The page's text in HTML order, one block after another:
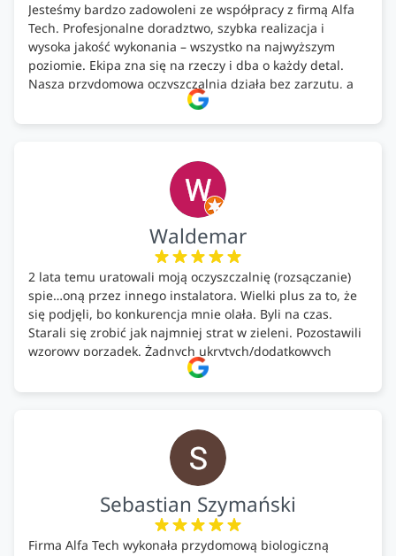
Jesteśmy bardzo zadowoleni ze współpracy z firmą Alfa
Tech. Profesjonalne doradztwo, szybka realizacja i
wysoka jakość wykonania – wszystko na najwyższym
poziomie. Ekipa zna się na rzeczy i dba o każdy detal.
Nasza przydomowa oczyszczalnia działa bez zarzutu, a
całość została wykonana zgodnie z terminem i
ustaleniami. Z czystym sumieniem polecamy Alfa Tech
ekologicznych rozwiązań!🍀
Waldemar
2 lata temu uratowali moją oczyszczalnię (rozsączanie)
spie…oną przez innego instalatora. Wielki plus za to, że
się podjęli, bo konkurencja mnie olała. Byli na czas.
Starali się zrobić jak najmniej strat w zieleni. Pozostawili
wzorowy porządek. Żadnych ukrytych/dodatkowych
kosztów. Zaskoczenie. Kontakt bardzo OK. Obsługa
pomontażowa również OK. A ich środki do oczyszczalni –
Sebastian Szymański
Firma Alfa Tech wykonała przydomową biologiczną